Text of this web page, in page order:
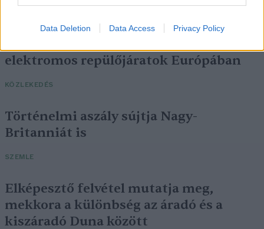
Data Deletion Data Access Privacy Policy
elektromos repülőjáratok Európában
KÖZLEKEDÉS
Történelmi aszály sújtja Nagy-
Britanniát is
SZEMLE
Elképesztő felvétel mutatja meg,
mekkora a különbség az áradó és a
kiszáradó Duna között